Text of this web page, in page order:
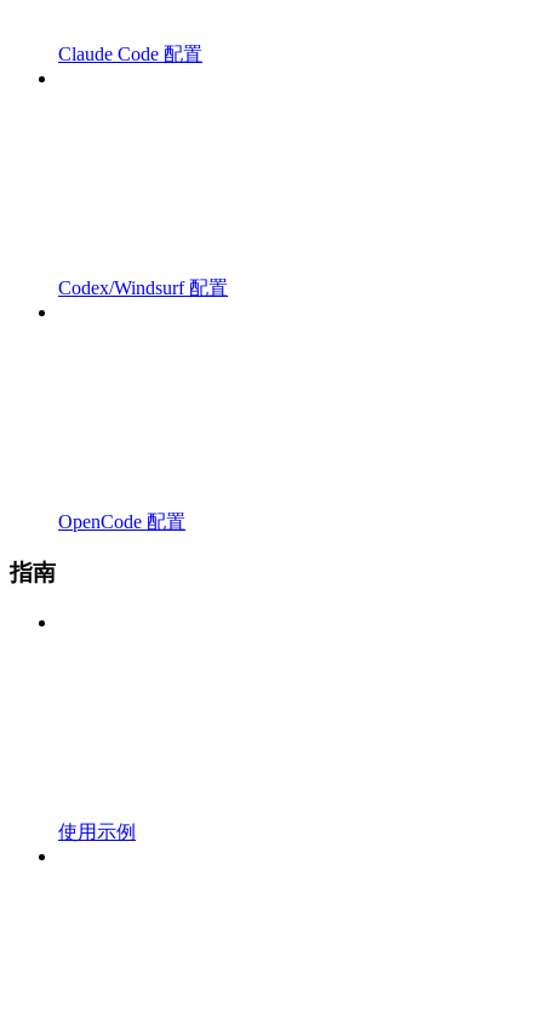
Claude Code 配置
Codex/Windsurf 配置
OpenCode 配置
指南
使用示例